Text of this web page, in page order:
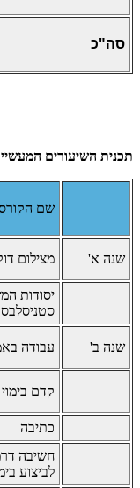
סה"כ
תכנית השיעורים
שם
שנה א' מצילום
יסודות
שנה ב' עבודה
קדם בימוי
כתיבה
חשיבה
לביצוע